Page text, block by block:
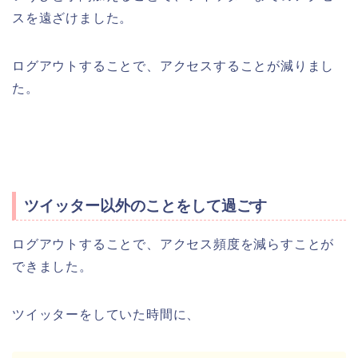
スを遠ざけました。
ログアウトすることで、アクセスすることが減りまし
た。
ツイッター以外のことをして過ごす
ログアウトすることで、アクセス頻度を減らすことが
できました。
ツイッターをしていた時間に、